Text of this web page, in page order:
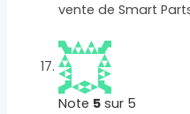
vente de Smart
Note 5 sur 5